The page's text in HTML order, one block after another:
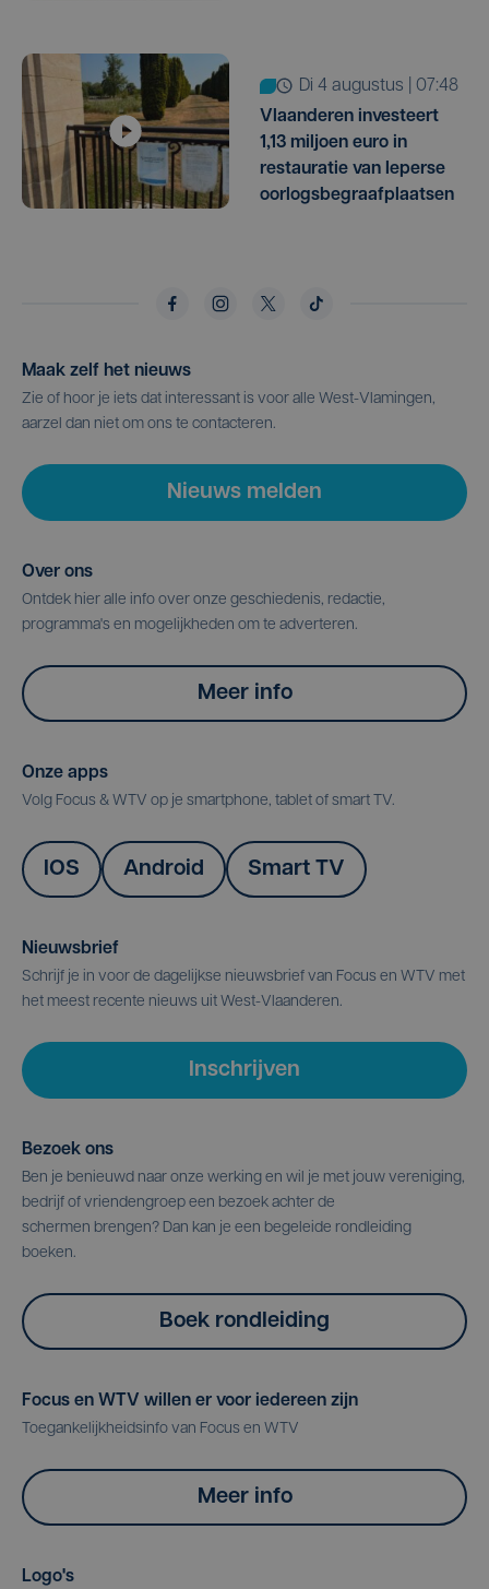
di 4 augustus | 07:48
Vlaanderen investeert
1,13 miljoen euro in
restauratie van Ieperse
oorlogsbegraafplaatsen
Maak zelf het nieuws
Zie of hoor je iets dat interessant is voor alle West-Vlamingen,
aarzel dan niet om ons te contacteren.
Nieuws melden
Over ons
Ontdek hier alle info over onze geschiedenis, redactie,
programma's en mogelijkheden om te adverteren.
Meer info
Onze apps
Volg Focus & WTV op je smartphone, tablet of smart TV.
IOS Android Smart TV
Nieuwsbrief
Schrijf je in voor de dagelijkse nieuwsbrief van Focus en WTV met
het meest recente nieuws uit West-Vlaanderen.
Inschrijven
Bezoek ons
Ben je benieuwd naar onze werking en wil je met jouw vereniging,
bedrijf of vriendengroep een bezoek achter de
schermen brengen? Dan kan je een begeleide rondleiding
boeken.
Boek rondleiding
Focus en WTV willen er voor iedereen zijn
Toegankelijkheidsinfo van Focus en WTV
Meer info
Logo's